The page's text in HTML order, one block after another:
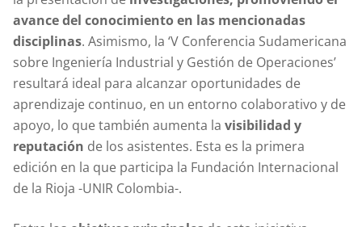
avance del conocimiento en las mencionadas
disciplinas. Asimismo, la ‘V Conferencia Sudamericana
sobre Ingeniería Industrial y Gestión de Operaciones’
resultará ideal para alcanzar oportunidades de
aprendizaje continuo, en un entorno colaborativo y de
apoyo, lo que también aumenta la visibilidad y
reputación de los asistentes. Esta es la primera
edición en la que participa la Fundación Internacional
de la Rioja -UNIR Colombia-.